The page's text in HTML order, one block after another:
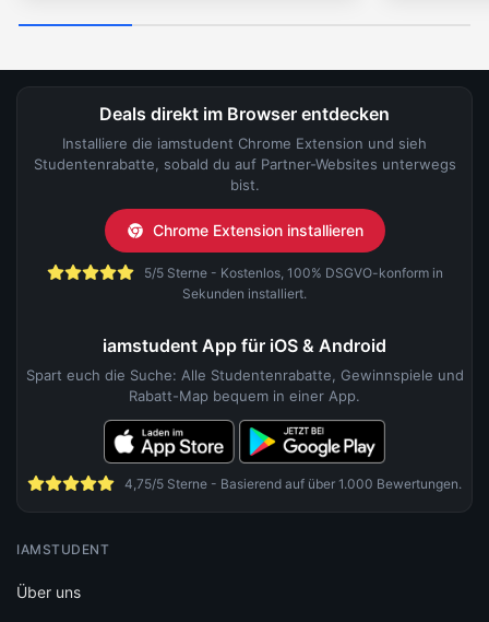
Deals direkt im Browser entdecken
Installiere die iamstudent Chrome Extension und sieh
Studentenrabatte, sobald du auf Partner-Websites unterwegs
bist.
Chrome Extension installieren
5/5 Sterne - Kostenlos, 100% DSGVO-konform in
Sekunden installiert.
iamstudent App für iOS & Android
Spart euch die Suche: Alle Studentenrabatte, Gewinnspiele und
Rabatt-Map bequem in einer App.
4,75/5 Sterne - Basierend auf über 1.000 Bewertungen.
IAMSTUDENT
Über uns